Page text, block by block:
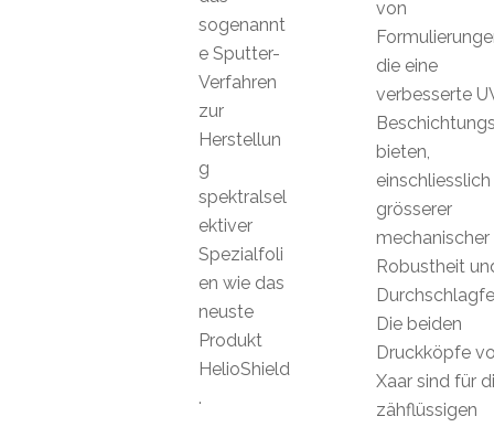
von
die eine
verbesserte
bieten,
einschliesslich
grösserer
mechanischer
Robustheit
Die beiden
Druckköpfe
Xaar sind für
zähflüssigen
sogenannt
e Sputter-
Verfahren
zur
Herstellun
g
spektralsel
ektiver
Spezialfoli
en wie das
neuste
Produkt
HelioShield
.